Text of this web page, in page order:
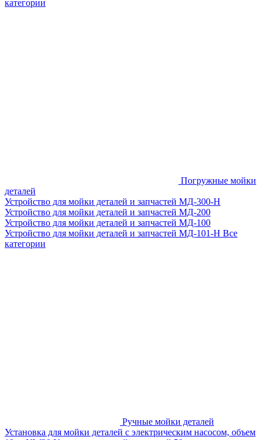
категории
Погружные мойки
деталей
Устройство для мойки деталей и запчастей МД-300-H
Устройство для мойки деталей и запчастей МД-200
Устройство для мойки деталей и запчастей МД-100
Устройство для мойки деталей и запчастей МД-101-Н Все
категории
Ручные мойки деталей
Установка для мойки деталей с электрическим насосом, объем